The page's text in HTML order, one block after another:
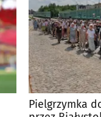
Pielgrzymka